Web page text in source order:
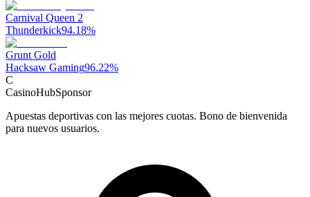
Carnival Queen 2
Thunderkick94.18%
Grunt Gold
Hacksaw Gaming96.22%
C
CasinoHubSponsor
Apuestas deportivas con las mejores cuotas. Bono de bienvenida
para nuevos usuarios.